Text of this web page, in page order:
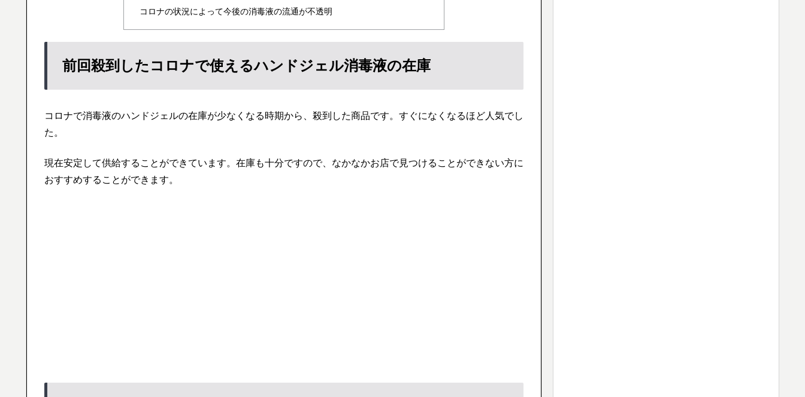
コロナの状況によって今後の消毒液の流通が不透明
前回殺到したコロナで使えるハンドジェル消毒液の在庫
コロナで消毒液のハンドジェルの在庫が少なくなる時期から、殺到した商品です。すぐになくなるほど人気でし
た。
現在安定して供給することができています。在庫も十分ですので、なかなかお店で見つけることができない方に
おすすめすることができます。